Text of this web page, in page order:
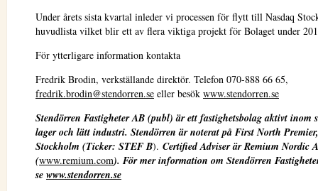
Under årets sista kvartal inleder vi processen för flytt till Nasdaq
huvudlista vilket blir ett av flera viktiga projekt för Bolaget under
För ytterligare information kontakta
Fredrik Brodin, verkställande direktör. Telefon 070-888 66 65,
fredrik.brodin@stendorren.se eller besök www.stendorren.se
Stendörren Fastigheter AB (publ) är ett fastighetsbolag aktivt inom
lager och lätt industri. Stendörren är noterat på First North
Stockholm (Ticker: STEF B). Certified Adviser är Remium Nordic
(www.remium.com). För mer information om Stendörren
se www.stendorren.se